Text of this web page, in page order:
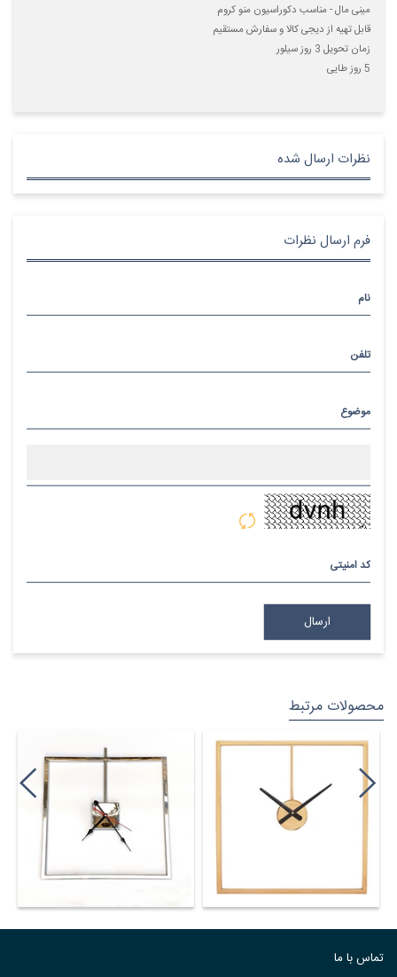
مینی مال - مناسب دکوراسیون منو کروم
قابل تهیه از دیجی کالا و سفارش مستقیم
زمان تحویل 3 روز سیلور
5 روز طایی
نظرات ارسال شده
فرم ارسال نظرات
نام
تلفن
موضوع
کد امنیتی
محصولات مرتبط
تماس با ما